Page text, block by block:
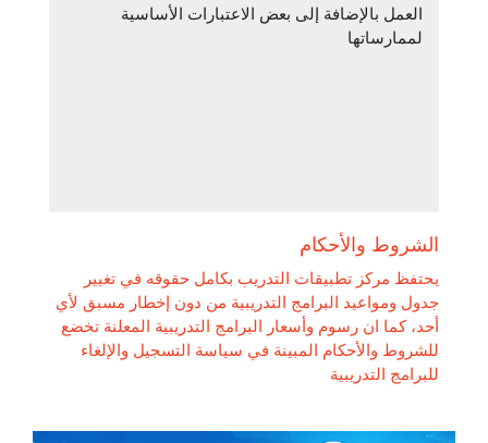
العمل بالإضافة إلى بعض الاعتبارات الأساسية
لممارساتها
الشروط والأحكام
يحتفظ مركز تطبيقات التدريب بكامل حقوقه في تغيير
جدول ومواعيد البرامج التدريبية من دون إخطار مسبق لأي
أحد، كما ان رسوم وأسعار البرامج التدريبية المعلنة تخضع
للشروط والأحكام المبينة في سياسة التسجيل والإلغاء
للبرامج التدريبية